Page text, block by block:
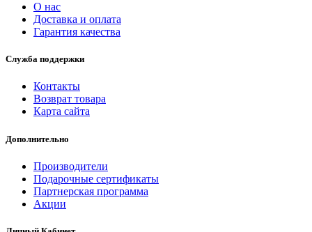
О нас
Доставка и оплата
Гарантия качества
Служба поддержки
Контакты
Возврат товара
Карта сайта
Дополнительно
Производители
Подарочные сертификаты
Партнерская программа
Акции